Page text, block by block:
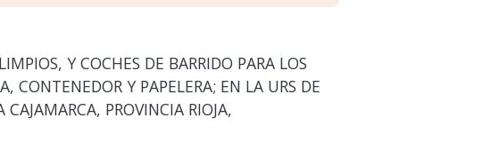
Y COCHES DE BARRIDO PARA LOS
CONTENEDOR Y PAPELERA; EN LA URS DE
PROVINCIA RIOJA,